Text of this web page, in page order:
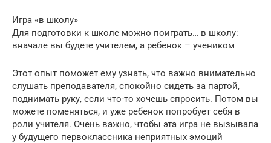
Игра «в школу»
Для подготовки к школе можно поиграть… в школу:
вначале вы будете учителем, а ребенок – учеником
Этот опыт поможет ему узнать, что важно внимательно
слушать преподавателя, спокойно сидеть за партой,
поднимать руку, если что-то хочешь спросить. Потом вы
можете поменяться, и уже ребенок попробует себя в
роли учителя. Очень важно, чтобы эта игра не вызывала
у будущего первоклассника неприятных эмоций